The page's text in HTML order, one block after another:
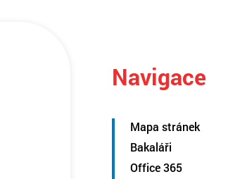
Navigace
Mapa stránek
Bakaláři
Office 365